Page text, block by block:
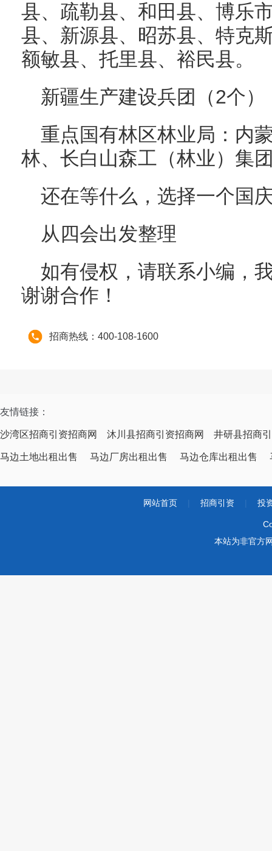
县、疏勒县、和田县、博乐
县、新源县、昭苏县、特克
额敏县、托里县、裕民县。
新疆生产建设兵团（2个
重点国有林区林业局：内
林、长白山森工（林业）集
还在等什么，选择一个国
从四会出发整理
如有侵权，请联系小编，
谢谢合作！
招商热线：400-108-1600
友情链接：
沙湾区招商引资招商网 沐川县招商引资招商网 井研县招商
马边土地出租出售 马边厂房出租出售 马边仓库出租出售
网站首页 招商引资 投
本站为非官方